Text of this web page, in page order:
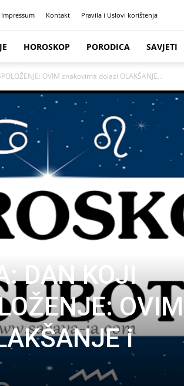
Impressum Kontakt Pravila i Uslovi korištenja
HOROSKOP PORODICA SAVJETI
OVIM znakovima dolazi OLAKŠANJE...
DAN KOJI
OVIM
i